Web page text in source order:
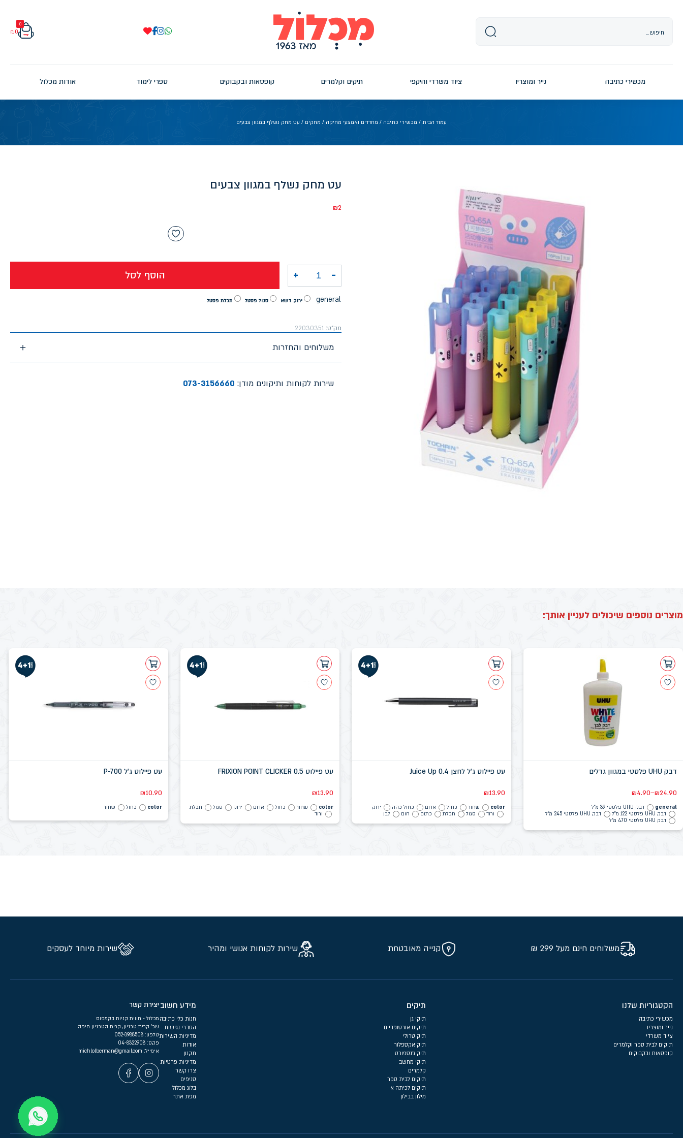
0
₪0
מכשירי כתיבה נייר ומוצריו ציוד משרדי והיקפי תיקים וקלמרים קופסאות ובקבוקים ספרי לימוד אודות מכלול
עמוד הבית / מכשירי כתיבה / מחדדים ואמצעי מחיקה / מחקים / עט מחק נשלף במגוון צבעים
עט מחק נשלף במגוון צבעים
₪2
general ירוק דשא סגול פסטל תכלת פסטל
- כמות של עט מחק נשלף במגוון צבעים
+ הוסף לסל
מק"ט: 22030351
משלוחים והחזרות
שירות לקוחות ותיקונים מודן: 073-3156660
מוצרים נוספים שיכולים לעניין אותך:
דבק UHU פלסטי במגוון גדלים
₪4.90–₪24.90
general
דבק UHU פלסטי 39 מ"ל
דבק UHU פלסטי 122 מ"ל
דבק UHU פלסטי 245 מ"ל
דבק UHU פלסטי 470 מ"ל
עט פיילוט ג'ל לחצן Juice Up 0.4
₪13.90
color שחור כחול אדום כחול כהה
ירוק
ורוד
סגול תכלת כתום חום לבן
עט פיילוט FRIXION POINT CLICKER 0.5
₪13.90
color שחור כחול אדום ירוק סגול
תכלת
ורוד
עט פיילוט ג'ל P-700
₪10.90
color כחול שחור
משלוחים חינם מעל 299 ₪ קנייה מאובטחת שירות לקוחות אנושי ומהיר שירות מיוחד לעסקים
הקטגוריות שלנו
מכשירי כתיבה
נייר ומוצריו
ציוד משרדי
תיקים לבית ספר וקלמרים
קופסאות ובקבוקים
תיקים
תיקי גן
תיקים אורטופדיים
תיק טרולי
תיק אקספלור
תיק ג'נספורט
תיקי מחשב
קלמרים
תיקים לבית ספר
תיקים לכיתה א
מילון בבילון
מידע חשוב
חנות כלי כתיבה
הסדרי נגישות
מדיניות השירות
אודות
תקנון
מדיניות פרטיות
צרו קשר
סניפים
בלוג מכלול
מפת אתר
יצירת קשר
מכלול - חווית קניות בקמפוס
שכ’ קרית טכניון, קרית הטכניון חיפה
טלפון:
פקס: 04-8322908
אימייל: